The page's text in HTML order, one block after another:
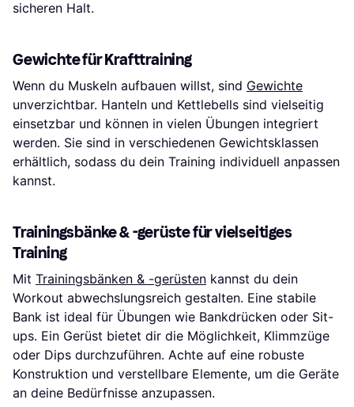
sicheren Halt.
Gewichte für Krafttraining
Wenn du Muskeln aufbauen willst, sind Gewichte
unverzichtbar. Hanteln und Kettlebells sind vielseitig
einsetzbar und können in vielen Übungen integriert
werden. Sie sind in verschiedenen Gewichtsklassen
erhältlich, sodass du dein Training individuell anpassen
kannst.
Trainingsbänke & -gerüste für vielseitiges
Training
Mit Trainingsbänken & -gerüsten kannst du dein
Workout abwechslungsreich gestalten. Eine stabile
Bank ist ideal für Übungen wie Bankdrücken oder Sit-
ups. Ein Gerüst bietet dir die Möglichkeit, Klimmzüge
oder Dips durchzuführen. Achte auf eine robuste
Konstruktion und verstellbare Elemente, um die Geräte
an deine Bedürfnisse anzupassen.